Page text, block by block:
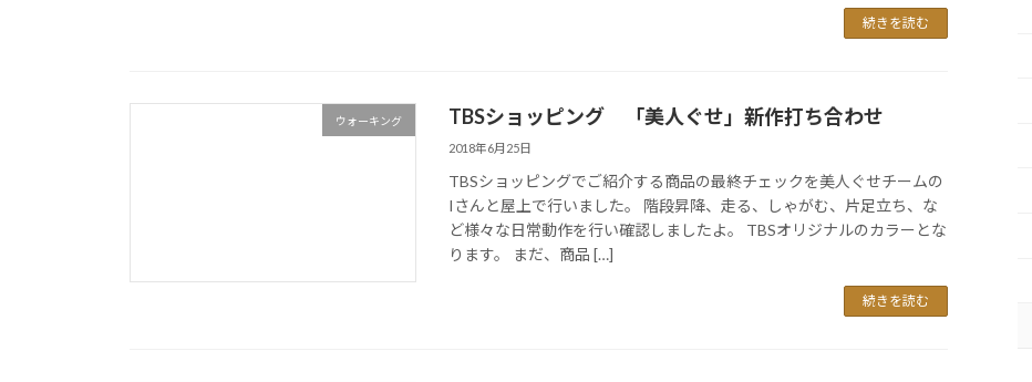
続きを読む
ウォーキング TBSショッピング 「美人ぐせ」新作打ち合わせ
2018年6月25日
TBSショッピングでご紹介する商品の最終チェックを美人ぐせチームの
Iさんと屋上で行いました。 階段昇降、走る、しゃがむ、片足立ち、な
ど様々な日常動作を行い確認しましたよ。 TBSオリジナルのカラーとな
ります。 まだ、商品 […]
続きを読む